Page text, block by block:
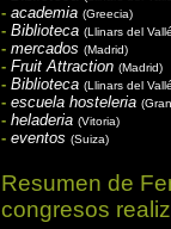
- academia (Greecia)
- Biblioteca (Llinars del
- mercados (Madrid)
- Fruit Attraction (Madrid)
- Biblioteca (Llinars del
- escuela hosteleria
- heladeria (Vitoria)
- eventos (Suiza)
Resumen de
congresos